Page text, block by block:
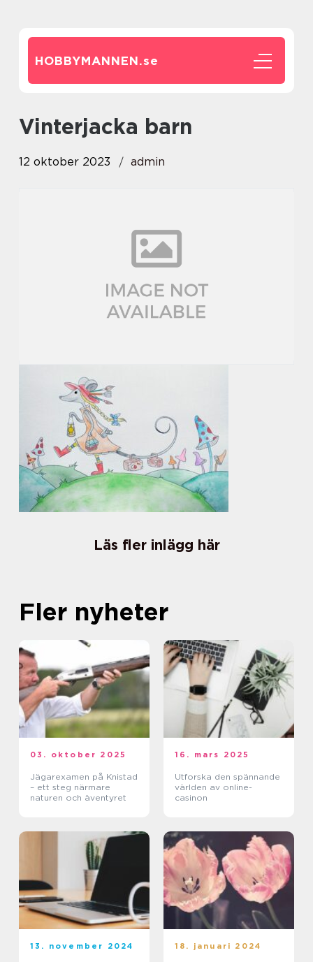
HOBBYMANNEN.se
vinterjacka barn
12 oktober 2023 admin
Läs fler inlägg här
Fler nyheter
03. oktober 2025
Jägarexamen på Knistad
– ett steg närmare
naturen och äventyret
16. mars 2025
Utforska den spännande
världen av online-
casinon
13. november 2024 18. januari 2024